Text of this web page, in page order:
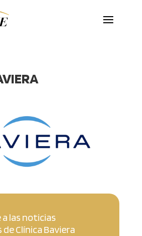
las noticias
Clínica Baviera